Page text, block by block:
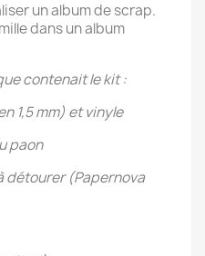
un album de scrap.
dans un album
contenait le kit :
1,5 mm) et vinyle
paon
détourer (Papernova